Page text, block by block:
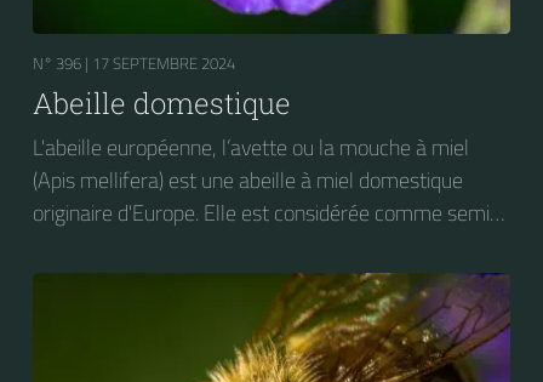
N° 396 | 17 SEPTEMBRE 2024
Abeille domestique
L'abeille européenne, l’avette ou la mouche à miel
(Apis mellifera) est une abeille à miel domestique
originaire d'Europe. Elle est considérée comme semi-
échelle pour produire du miel.